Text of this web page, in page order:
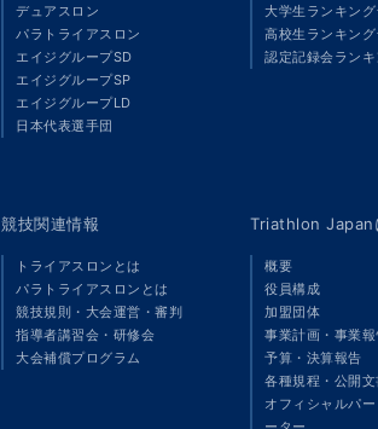
デュアスロン
パラトライアスロン
エイジグループSD
エイジグループSP
エイジグループLD
日本代表選手団
大学生ランキン
高校生ランキン
認定記録会ラン
競技関連情報
トライアスロンとは
パラトライアスロンとは
競技規則・大会運営・審判
指導者講習会・研修会
大会補償プログラム
Triathlon Japan
概要
役員構成
加盟団体
事業計画・事業
予算・決算報告
各種規程・公開
オフィシャルパ